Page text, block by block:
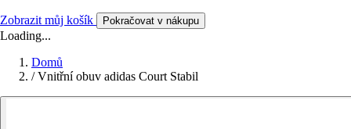
Zobrazit můj košík Pokračovat v nákupu
Loading...
Domů
/ Vnitřní obuv adidas Court Stabil